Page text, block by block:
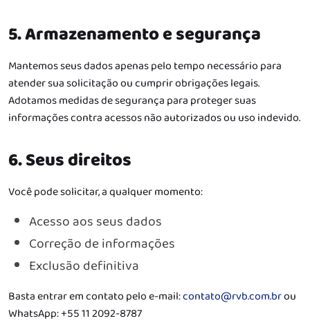
5. Armazenamento e segurança
Mantemos seus dados apenas pelo tempo necessário para
atender sua solicitação ou cumprir obrigações legais.
Adotamos medidas de segurança para proteger suas
informações contra acessos não autorizados ou uso indevido.
6. Seus direitos
Você pode solicitar, a qualquer momento:
Acesso aos seus dados
Correção de informações
Exclusão definitiva
Basta entrar em contato pelo e-mail:contato@rvb.com.brou
WhatsApp: +55 11 2092-8787